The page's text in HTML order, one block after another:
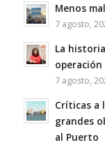
Menos
7 agosto,
La
7 agosto,
Críticas a
grandes
al Puerto